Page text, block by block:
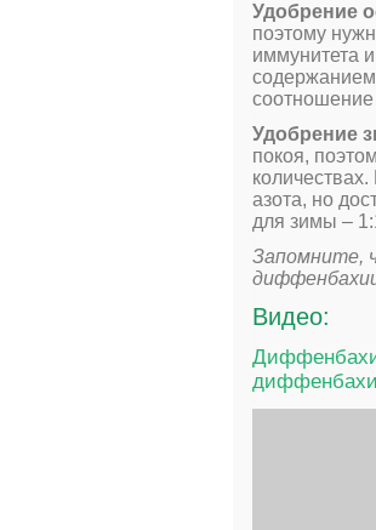
Удобрение
поэтому
иммунитета
Удобрение
покоя,
азота, но
для зимы –
Запомните,
Видео: